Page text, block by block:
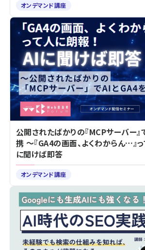
オンデマンド講座
公開されたばかりの『MCPサーバー
携 ～『GA4の画面、よくわからん…』
に聞けば即答
オンデマンド講座